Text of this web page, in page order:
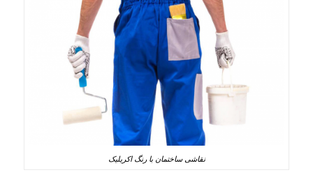
نقاشی ساختمان با رنگ اکریلیک